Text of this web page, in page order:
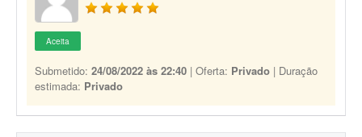
Aceita
Submetido: 24/08/2022 às 22:40 | Oferta: Privado | Duração
estimada: Privado